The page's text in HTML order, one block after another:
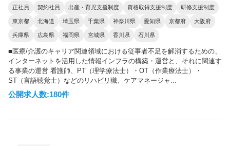
正社員 契約社員 出産・育児支援制度 資格取得支援制度 研修支援制度
東京都 北海道 埼玉県 千葉県 神奈川県 愛知県 京都府 大阪府
兵庫県 広島県 福岡県 宮城県 香川県 石川県
■医療/介護のキャリア関連領域における従事者不足を解消するための、
インターネットを活用した情報インフラの構築・運営と、それに関連す
る事業の運営 看護師、PT（理学療法士）・OT（作業療法士）・
ST（言語聴覚士）などのリハビリ職、ケアマネージャ...
公開求人数:180件